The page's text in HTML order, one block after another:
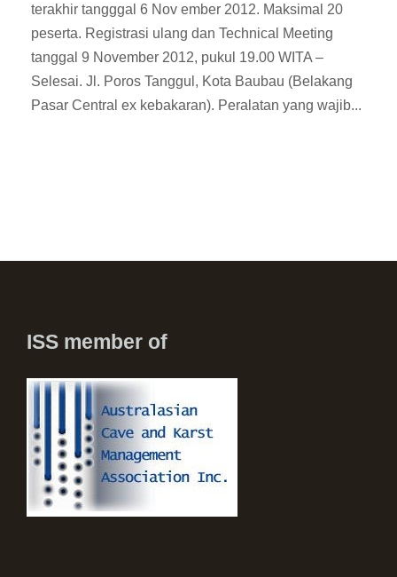
terakhir tangggal 6 Nov ember 2012. Maksimal 20
peserta. Registrasi ulang dan Technical Meeting
tanggal 9 November 2012, pukul 19.00 WITA –
Selesai. Jl. Poros Tanggul, Kota Baubau (Belakang
Pasar Central ex kebakaran). Peralatan yang wajib...
ISS member of